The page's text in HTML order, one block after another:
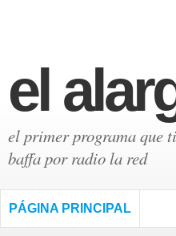
el
el primer programa que
baffa por radio la red
PÁGINA PRINCIPAL